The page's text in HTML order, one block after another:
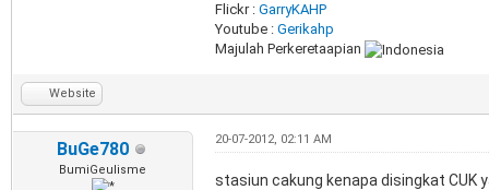
Flickr : GarryKAHP
Youtube : Gerikahp
Majulah Perkeretaapian
Website
BuGe780
BumiGeulisme
20-07-2012, 02:11 AM
stasiun cakung kenapa disingkat CUK